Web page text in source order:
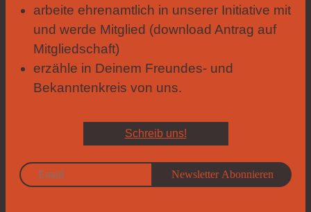
arbeite ehrenamtlich in unserer Initiative mit
und werde Mitglied (download Antrag auf
Mitgliedschaft)
erzähle in Deinem Freundes- und
Bekanntenkreis von uns.
Schreib uns!